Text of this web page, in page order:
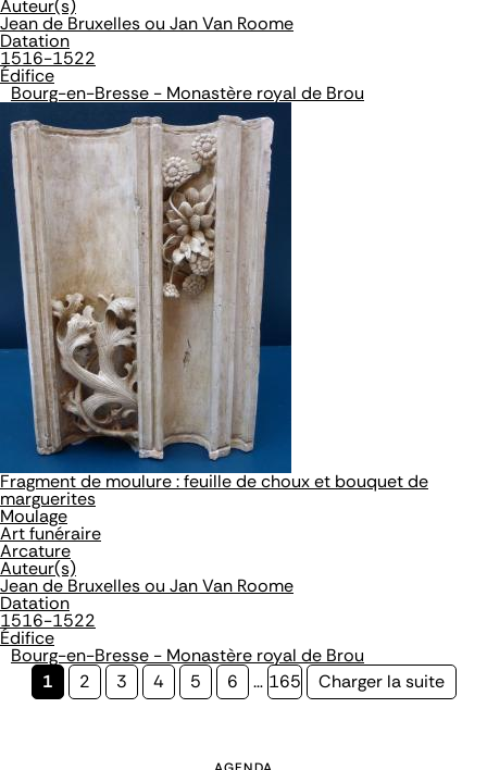
Auteur(s)
Jean de Bruxelles ou Jan Van Roome
Datation
1516-1522
Édifice
Bourg-en-Bresse - Monastère royal de Brou
Fragment de moulure : feuille de choux et bouquet de
marguerites
Moulage
Art funéraire
Arcature
Auteur(s)
Jean de Bruxelles ou Jan Van Roome
Datation
1516-1522
Édifice
Bourg-en-Bresse - Monastère royal de Brou
Page
1 Page
2 Page
3 Page
4 Page
5 Page
6 … Page
165
Page
Charger la suite